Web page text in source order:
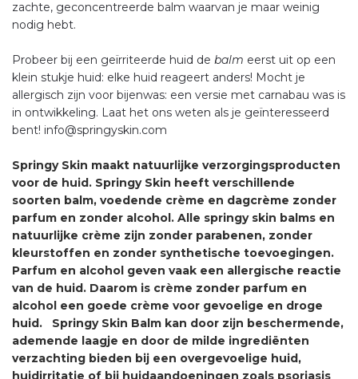
zachte, geconcentreerde balm waarvan je maar weinig
nodig hebt.
Probeer bij een geïrriteerde huid de balm eerst uit op een
klein stukje huid: elke huid reageert anders! Mocht je
allergisch zijn voor bijenwas: een versie met carnabau was is
in ontwikkeling. Laat het ons weten als je geïnteresseerd
bent! info@springyskin.com
Springy Skin maakt natuurlijke verzorgingsproducten
voor de huid. Springy Skin heeft verschillende
soorten balm, voedende crème en dagcrème zonder
parfum en zonder alcohol. Alle springy skin balms en
natuurlijke crème zijn zonder parabenen, zonder
kleurstoffen en zonder synthetische toevoegingen.
Parfum en alcohol geven vaak een allergische reactie
van de huid. Daarom is crème zonder parfum en
alcohol een goede crème voor gevoelige en droge
huid. Springy Skin Balm kan door zijn beschermende,
ademende laagje en door de milde ingrediënten
verzachting bieden bij een overgevoelige huid,
huidirritatie of bij huidaandoeningen zoals psoriasis